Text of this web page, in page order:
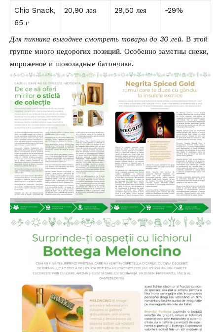
Chio Snack,
65 г
20,90 лея 29,50 лея -29%
Для пикника выгоднее смотреть товары до 30 лей. В этой
группе много недорогих позиций. Особенно заметны снеки,
мороженое и шоколадные батончики.